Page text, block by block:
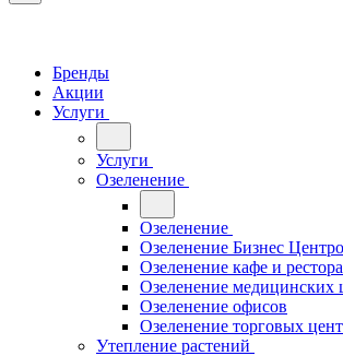
Бренды
Акции
Услуги
Услуги
Озеленение
Озеленение
Озеленение Бизнес
Озеленение кафе и
Озеленение медицинских
Озеленение офисов
Озеленение торговых
Утепление растений